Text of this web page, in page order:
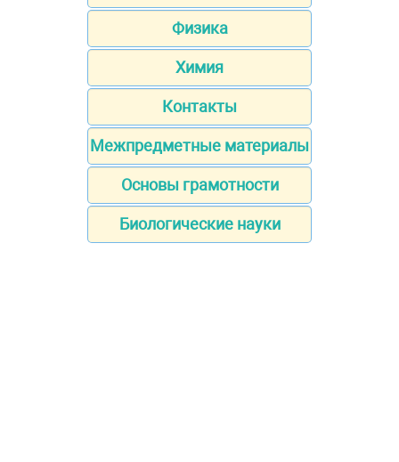
Физика
Химия
Контакты
Межпредметные материалы
Основы грамотности
Биологические науки